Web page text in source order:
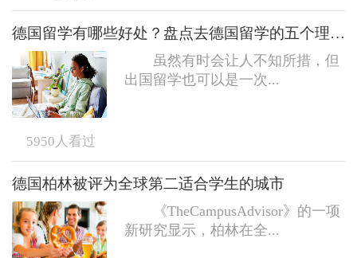
德国留学有哪些好处？盘点去德国留学的五个理由！
虽然有时会让人不知所措，但
出国留学也可以是一次...
5950 人看过
德国柏林被评为全球第二适合学生的城市
《TheCampusAdvisor》的一项
新研究显示，柏林在全...